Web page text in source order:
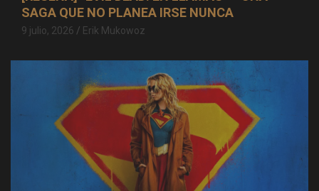
SAGA QUE NO PLANEA IRSE NUNCA
9 julio, 2026 Erik Mukowoz